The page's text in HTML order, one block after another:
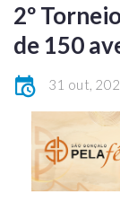
2º
de 150
31 out,